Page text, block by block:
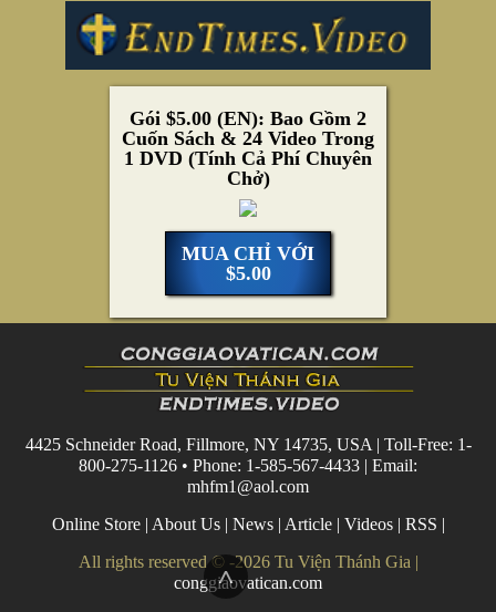
^
Gói $5.00 (EN): Bao Gồm 2
Cuốn Sách & 24 Video Trong
1 DVD (Tính Cả Phí Chuyên
Chở)
MUA CHỈ VỚI
$5.00
4425 Schneider Road, Fillmore, NY 14735, USA | Toll-Free: 1-
800-275-1126 • Phone: 1-585-567-4433 | Email:
mhfm1@aol.com
Online Store| About Us| News| Article| Videos| RSS |
All rights reserved © -2026 Tu Viện Thánh Gia |
conggiaovatican.com